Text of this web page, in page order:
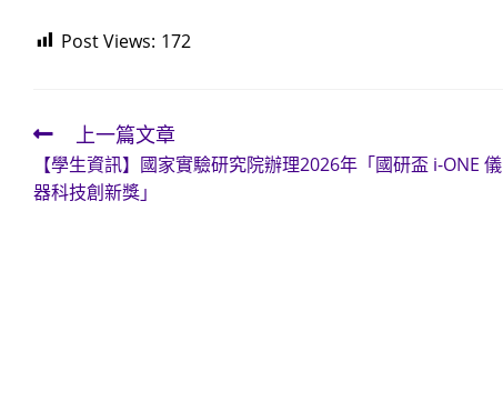
Post Views: 172
Read
more
articles
上一篇文章
【學生資訊】國家實驗研究院辦理2026年「國研盃 i-ONE 儀
器科技創新獎」